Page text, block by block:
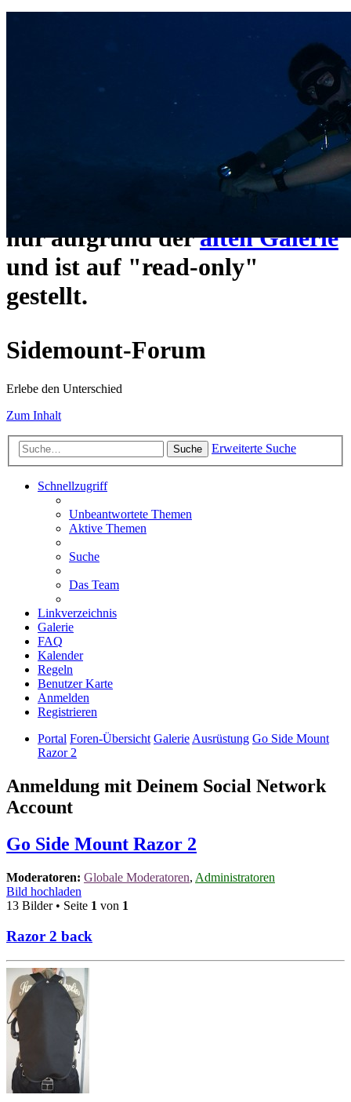
Das Sidemount-Forum ist auf
umgezogen und wie gewohnt
https://www.sidemount-
erreichbar.
nur aufgrund deralten Galerie
und ist auf "read-only"
gestellt.
Sidemount-Forum
Erlebe den Unterschied
Zum Inhalt
Suche Erweiterte Suche
Schnellzugriff
Unbeantwortete Themen
Aktive Themen
Suche
Das Team
Linkverzeichnis
Galerie
FAQ
Kalender
Regeln
Benutzer Karte
Anmelden
Registrieren
Portal Foren-Übersicht Galerie Ausrüstung Go Side Mount
Razor 2
Anmeldung mit Deinem Social Network
Account
Go Side Mount Razor 2
Moderatoren: Globale Moderatoren, Administratoren
Bild hochladen
13 Bilder • Seite 1 von 1
Razor 2 back